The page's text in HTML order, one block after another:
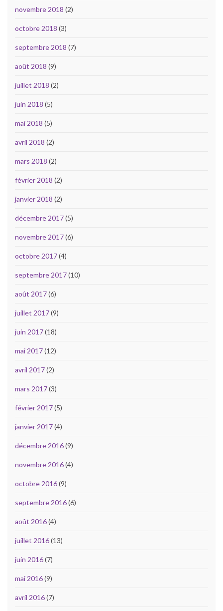
novembre 2018 (2)
octobre 2018 (3)
septembre 2018 (7)
août 2018 (9)
juillet 2018 (2)
juin 2018 (5)
mai 2018 (5)
avril 2018 (2)
mars 2018 (2)
février 2018 (2)
janvier 2018 (2)
décembre 2017(5)
novembre 2017(6)
octobre 2017(4)
septembre 2017(10)
août 2017(6)
juillet 2017(9)
juin 2017(18)
mai 2017(12)
avril 2017(2)
mars 2017(3)
février 2017(5)
janvier 2017(4)
décembre 2016(9)
novembre 2016(4)
octobre 2016(9)
septembre 2016(6)
août 2016(4)
juillet 2016(13)
juin 2016(7)
mai 2016(9)
avril 2016(7)